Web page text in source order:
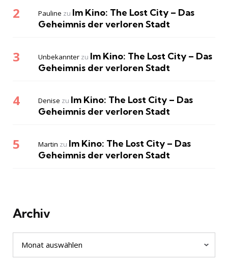
Pauline zu Im Kino: The Lost City – Das
Geheimnis der verloren Stadt
Unbekannter zu Im Kino: The Lost City – Das
Geheimnis der verloren Stadt
Denise zu Im Kino: The Lost City – Das
Geheimnis der verloren Stadt
Martin zu Im Kino: The Lost City – Das
Geheimnis der verloren Stadt
Archiv